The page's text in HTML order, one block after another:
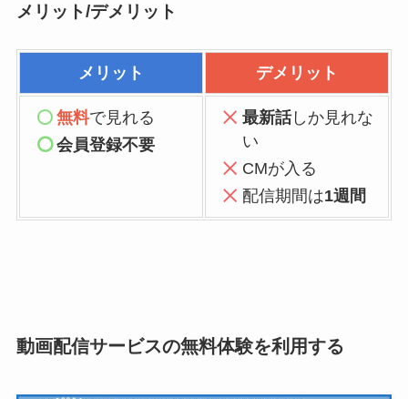
メリット/デメリット
メリット デメリット
無料で見れる
会員登録不要
最新話しか見れな
い
CMが入る
配信期間は1週間
動画配信サービスの無料体験を利用する